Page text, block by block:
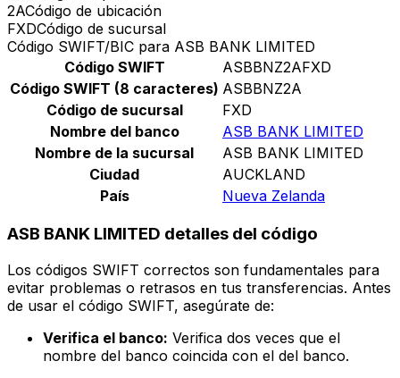
2ACódigo de ubicación
FXDCódigo de sucursal
Código SWIFT/BIC para ASB BANK LIMITED
Código SWIFT
ASBBNZ2AFXD
Código SWIFT (8 caracteres) ASBBNZ2A
Código de sucursal
FXD
Nombre del banco
ASB BANK LIMITED
Nombre de la sucursal
ASB BANK LIMITED
Ciudad
AUCKLAND
País
Nueva Zelanda
ASB BANK LIMITED detalles del código
Los códigos SWIFT correctos son fundamentales para
evitar problemas o retrasos en tus transferencias. Antes
de usar el código SWIFT, asegúrate de:
Verifica el banco: Verifica dos veces que el
nombre del banco coincida con el del banco.